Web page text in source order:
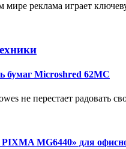
мире реклама играет
бумаг Microshred 62MС
не перестает радовать
MG6440» для